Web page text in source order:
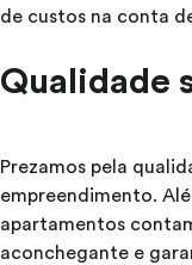
de custos na conta
Qualidade
Prezamos pela
empreendimento.
apartamentos
aconchegante e